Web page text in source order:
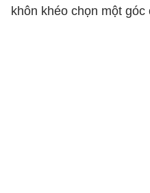
khôn khéo chọn một